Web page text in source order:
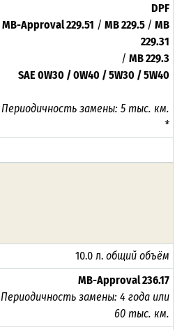
DPF
MB-Approval 229.51 / MB 229.5 / MB
229.31
/ MB 229.3
SAE 0W30 / 0W40 / 5W30 / 5W40
Периодичность замены: 5 тыс. км.
*
10.0 л. общий объём
MB-Approval 236.17
Периодичность замены: 4 года или
60 тыс. км.